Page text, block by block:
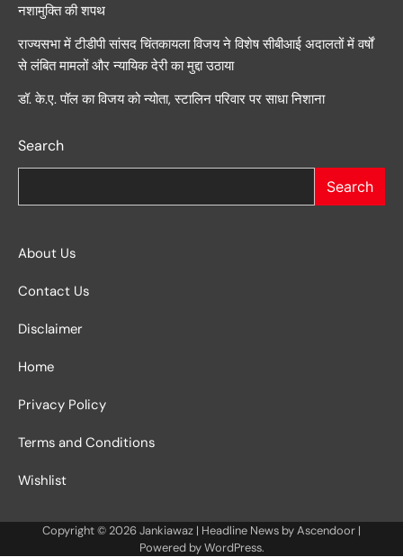
नशामुक्ति की शपथ
राज्यसभा में टीडीपी सांसद चिंतकायला विजय ने विशेष सीबीआई अदालतों में वर्षों
से लंबित मामलों और न्यायिक देरी का मुद्दा उठाया
डॉ. के.ए. पॉल का विजय को न्योता, स्टालिन परिवार पर साधा निशाना
Search
Search
About Us
Contact Us
Disclaimer
Home
Privacy Policy
Terms and Conditions
Wishlist
Copyright © 2026Jankiawaz | Headline News byAscendoor |
Powered byWordPress.